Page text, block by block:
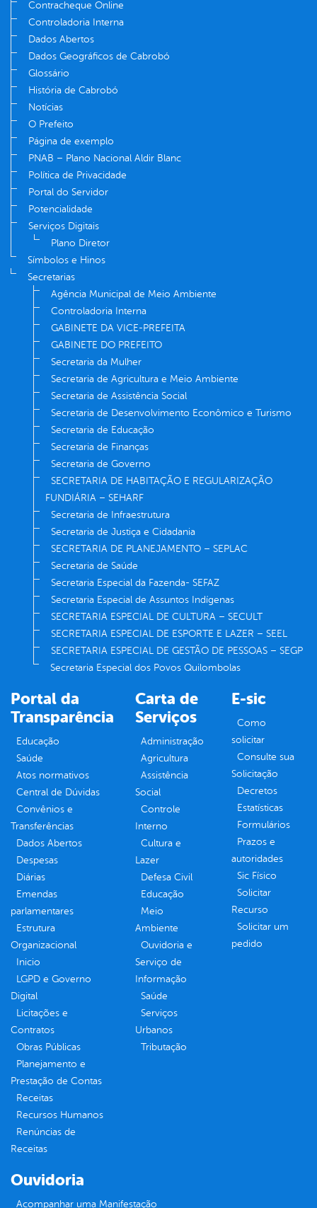
Contracheque Online
Controladoria Interna
Dados Abertos
Dados Geográficos de Cabrobó
Glossário
História de Cabrobó
Notícias
O Prefeito
Página de exemplo
PNAB – Plano Nacional Aldir Blanc
Política de Privacidade
Portal do Servidor
Potencialidade
Serviços Digitais
Plano Diretor
Símbolos e Hinos
Secretarias
Agência Municipal de Meio Ambiente
Controladoria Interna
GABINETE DA VICE-PREFEITA
GABINETE DO PREFEITO
Secretaria da Mulher
Secretaria de Agricultura e Meio Ambiente
Secretaria de Assistência Social
Secretaria de Desenvolvimento Econômico e Turismo
Secretaria de Educação
Secretaria de Finanças
Secretaria de Governo
SECRETARIA DE HABITAÇÃO E REGULARIZAÇÃO
FUNDIÁRIA – SEHARF
Secretaria de Infraestrutura
Secretaria de Justiça e Cidadania
SECRETARIA DE PLANEJAMENTO – SEPLAC
Secretaria de Saúde
Secretaria Especial da Fazenda- SEFAZ
Secretaria Especial de Assuntos Indígenas
SECRETARIA ESPECIAL DE CULTURA – SECULT
SECRETARIA ESPECIAL DE ESPORTE E LAZER – SEEL
SECRETARIA ESPECIAL DE GESTÃO DE PESSOAS – SEGP
Secretaria Especial dos Povos Quilombolas
Portal da
Transparência
Educação
Saúde
Atos normativos
Central de Dúvidas
Convênios e
Transferências
Dados Abertos
Despesas
Diárias
Emendas
parlamentares
Estrutura
Organizacional
Inicio
LGPD e Governo
Digital
Licitações e
Contratos
Obras Públicas
Planejamento e
Prestação de Contas
Receitas
Recursos Humanos
Renúncias de
Receitas
Carta de
Serviços
Administração
Agricultura
Assistência
Social
Controle
Interno
Cultura e
Lazer
Defesa Civil
Educação
Meio
Ambiente
Ouvidoria e
Serviço de
Informação
Saúde
Serviços
Urbanos
Tributação
E-sic
Como
solicitar
Consulte sua
Solicitação
Decretos
Estatísticas
Formulários
Prazos e
autoridades
Sic Físico
Solicitar
Recurso
Solicitar um
pedido
Ouvidoria
Acompanhar uma Manifestação